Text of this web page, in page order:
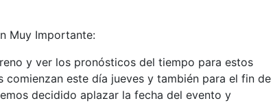
Muy Importante:
y ver los pronósticos del tiempo para estos
comienzan este día jueves y también para el fin de
decidido aplazar la fecha del evento y